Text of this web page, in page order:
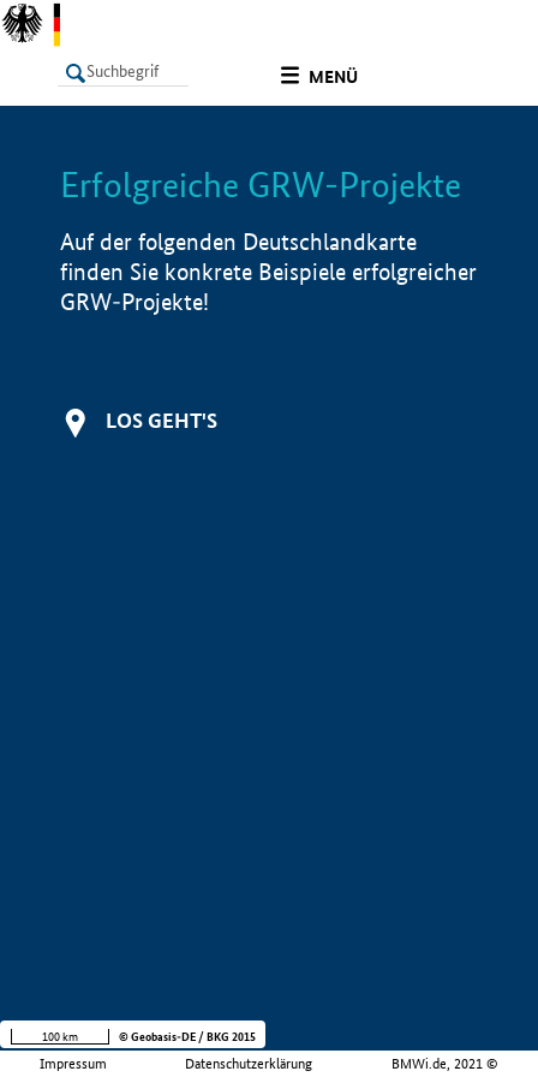
MENÜ
LISTE Info
Erfolgreiche GRW-Projekte
Auf der folgenden Deutschlandkarte
finden Sie konkrete Beispiele erfolgreicher
GRW-Projekte!
LOS GEHT'S
Impressum Datenschutzerklärung BMWi.de, 2021 ©
100 km © Geobasis-DE / BKG 2015